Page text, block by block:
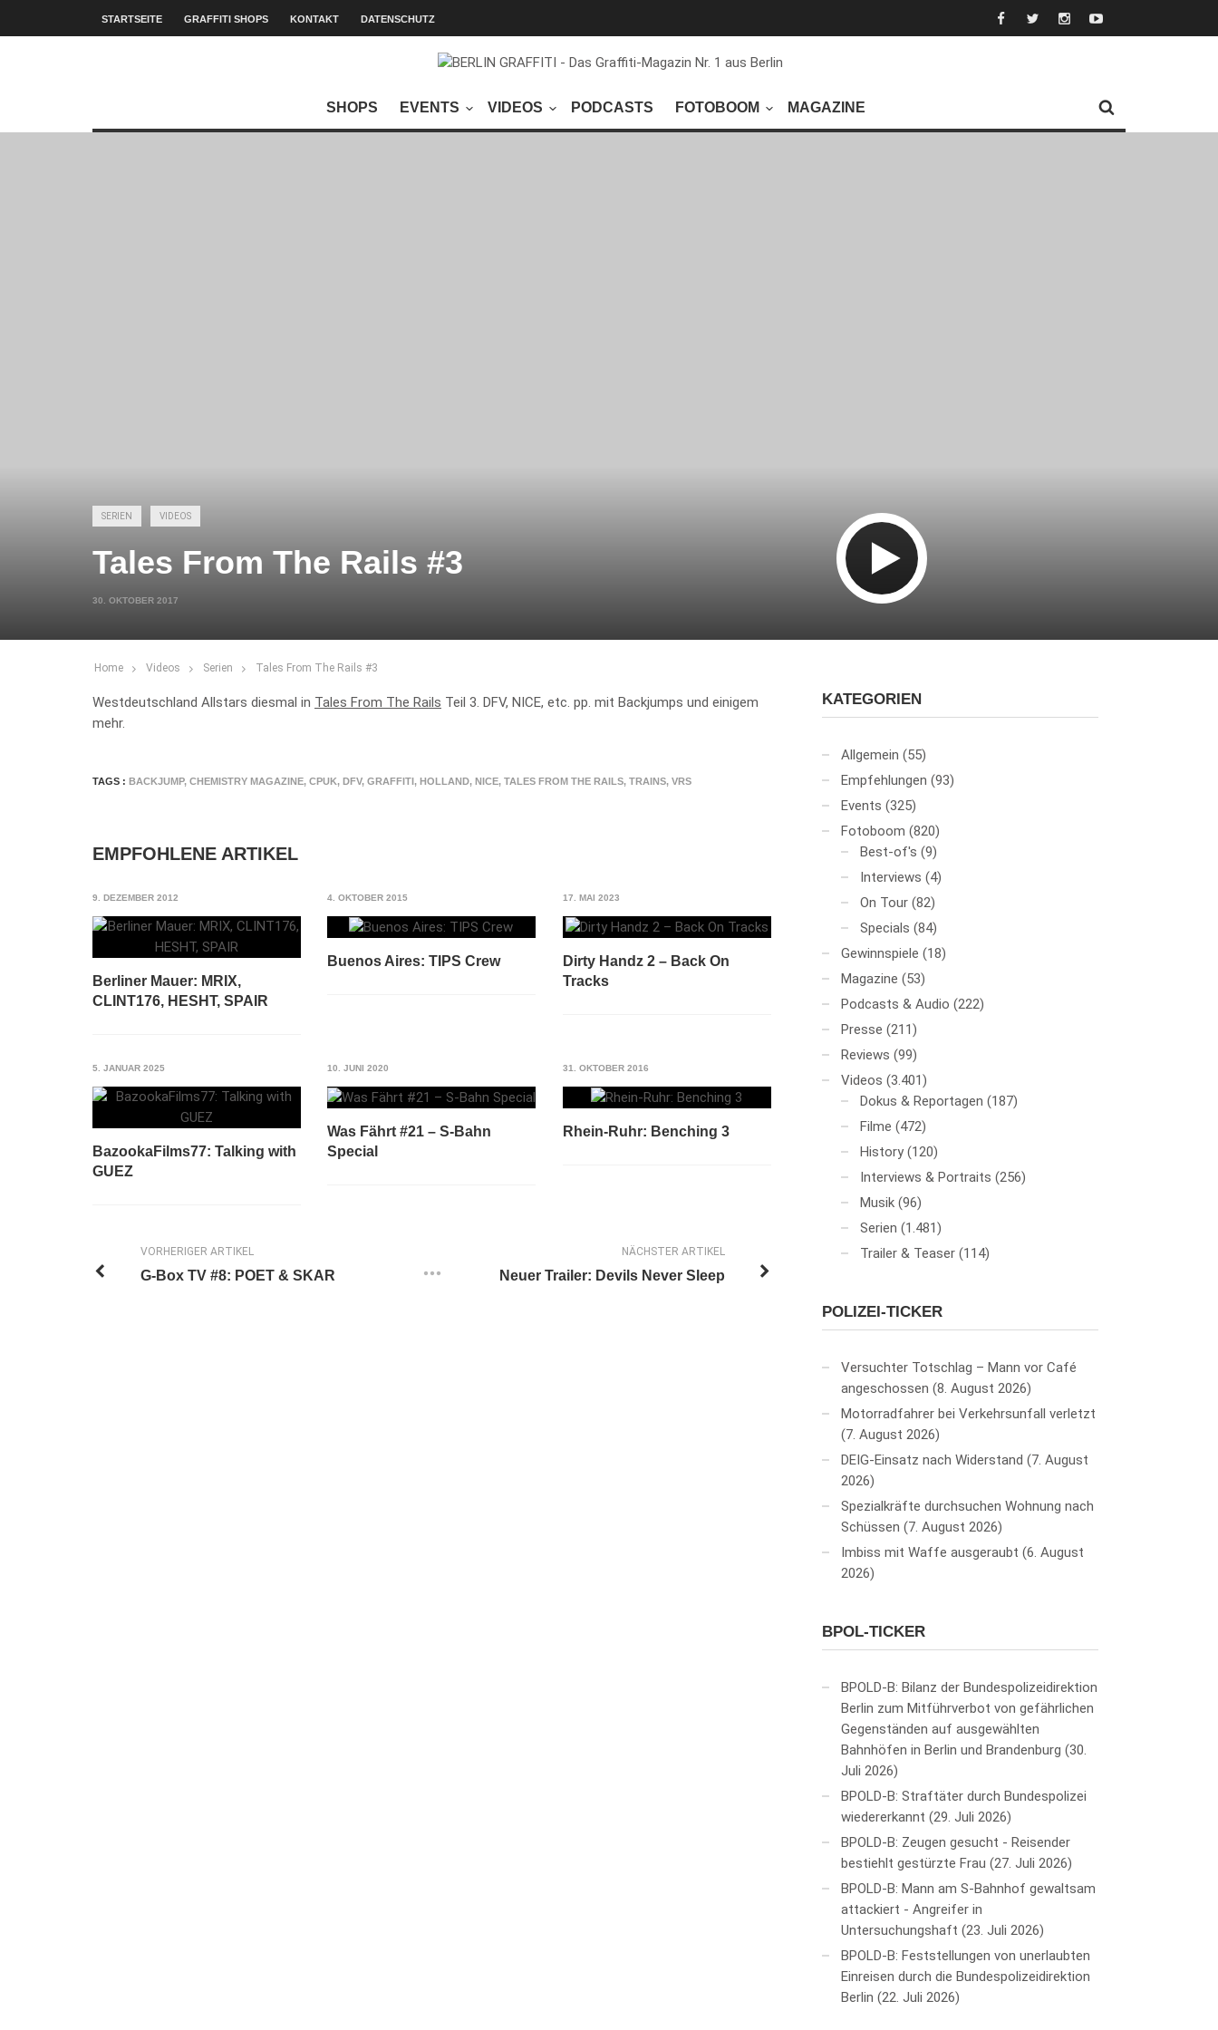
STARTSEITE GRAFFITI SHOPS KONTAKT DATENSCHUTZ
SHOPS EVENTS VIDEOS PODCASTS FOTOBOOM MAGAZINE
SERIEN VIDEOS
Tales From The Rails #3
30. OKTOBER 2017
Home Videos Serien Tales From The Rails #3
Westdeutschland Allstars diesmal in Tales From The Rails Teil 3. DFV, NICE, etc. pp. mit Backjumps und einigem
mehr.
TAGS : BACKJUMP, CHEMISTRY MAGAZINE, CPUK, DFV, GRAFFITI, HOLLAND, NICE, TALES FROM THE RAILS, TRAINS, VRS
EMPFOHLENE ARTIKEL
9. DEZEMBER 2012
Berliner Mauer: MRIX,
CLINT176, HESHT, SPAIR
4. OKTOBER 2015
Buenos Aires: TIPS Crew
17. MAI 2023
Dirty Handz 2 – Back On
Tracks
5. JANUAR 2025
BazookaFilms77: Talking with
GUEZ
10. JUNI 2020
Was Fährt #21 – S-Bahn
Special
31. OKTOBER 2016
Rhein-Ruhr: Benching 3
NÄCHSTER ARTIKEL
Neuer Trailer: Devils Never Sleep
VORHERIGER ARTIKEL
G-Box TV #8: POET & SKAR
KATEGORIEN
Allgemein (55)
Empfehlungen (93)
Events (325)
Fotoboom (820)
Best-of's (9)
Interviews (4)
On Tour (82)
Specials (84)
Gewinnspiele (18)
Magazine (53)
Podcasts & Audio (222)
Presse (211)
Reviews (99)
Videos (3.401)
Dokus & Reportagen (187)
Filme (472)
History (120)
Interviews & Portraits (256)
Musik (96)
Serien (1.481)
Trailer & Teaser (114)
POLIZEI-TICKER
Versuchter Totschlag – Mann vor Café
angeschossen 8. August 2026
Motorradfahrer bei Verkehrsunfall verletzt
7. August 2026
DEIG-Einsatz nach Widerstand
7. August
2026
Spezialkräfte durchsuchen Wohnung nach
Schüssen
7. August 2026
Imbiss mit Waffe ausgeraubt 6. August
2026
BPOL-TICKER
BPOLD-B: Bilanz der Bundespolizeidirektion
Berlin zum Mitführverbot von gefährlichen
Gegenständen auf ausgewählten
Bahnhöfen in Berlin und Brandenburg 30.
Juli 2026
BPOLD-B: Straftäter durch Bundespolizei
wiedererkannt 29. Juli 2026
BPOLD-B: Zeugen gesucht - Reisender
bestiehlt gestürzte Frau 27. Juli 2026
BPOLD-B: Mann am S-Bahnhof gewaltsam
attackiert - Angreifer in
Untersuchungshaft 23. Juli 2026
BPOLD-B: Feststellungen von unerlaubten
Einreisen durch die Bundespolizeidirektion
Berlin 22. Juli 2026